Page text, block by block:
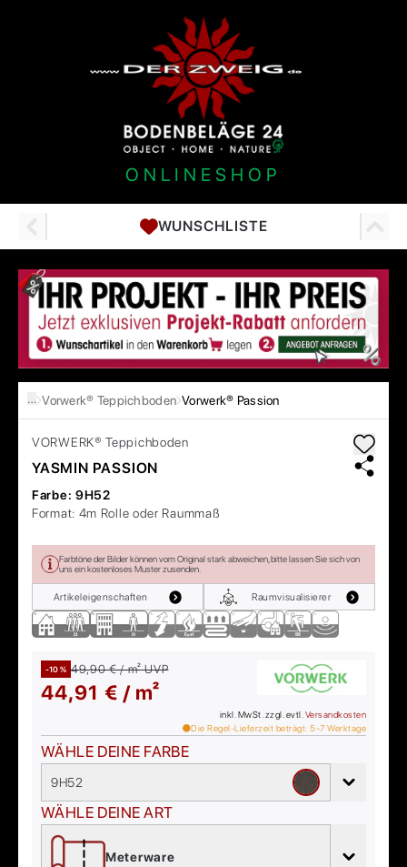
ONLINESHOP
WUNSCHLISTE
… Vorwerk® Teppichboden Vorwerk® Passion
VORWERK® Teppichboden
YASMIN PASSION
Farbe: 9H52
Format: 4m Rolle oder Raummaß
Farbtöne der Bilder können vom Original stark abweichen, bitte lassen Sie sich von
uns ein kostenloses Muster zusenden.
Artikeleigenschaften Raumvisualisierer
-10 % 49,90 € / m²UVP
44,91 € / m²
inkl. MwSt. zzgl. evtl. Versandkosten
Die Regel-Lieferzeit beträgt: 5-7 Werktage
WÄHLE DEINE FARBE
9H52
WÄHLE DEINE ART
Meterware